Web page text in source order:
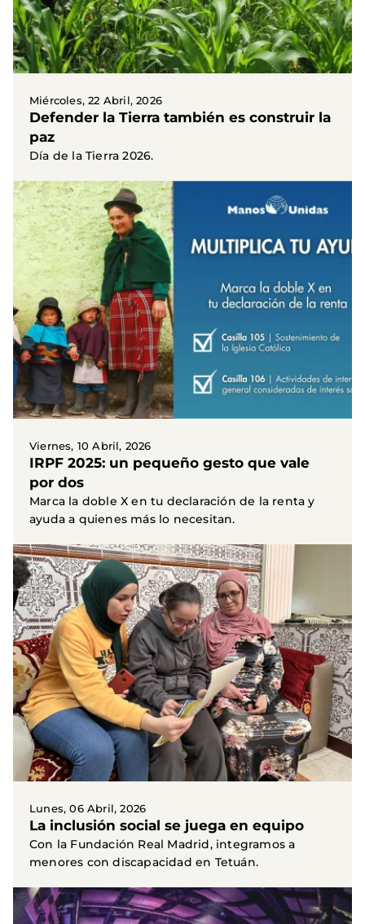
Miércoles, 22 Abril, 2026
Defender la Tierra también es construir la
paz
Día de la Tierra 2026.
Viernes, 10 Abril, 2026
IRPF 2025: un pequeño gesto que vale
por dos
Marca la doble X en tu declaración de la renta y
ayuda a quienes más lo necesitan.
Lunes, 06 Abril, 2026
La inclusión social se juega en equipo
Con la Fundación Real Madrid, integramos a
menores con discapacidad en Tetuán.